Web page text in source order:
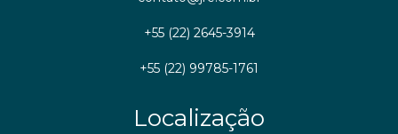
+55 (22) 2645-3914
+55 (22) 99785-1761
Localização